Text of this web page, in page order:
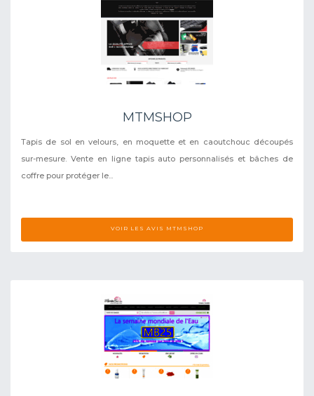
MTMSHOP
Tapis de sol en velours, en moquette et en caoutchouc découpés
sur-mesure. Vente en ligne tapis auto personnalisés et bâches de
coffre pour protéger le...
VOIR LES AVIS MTMSHOP